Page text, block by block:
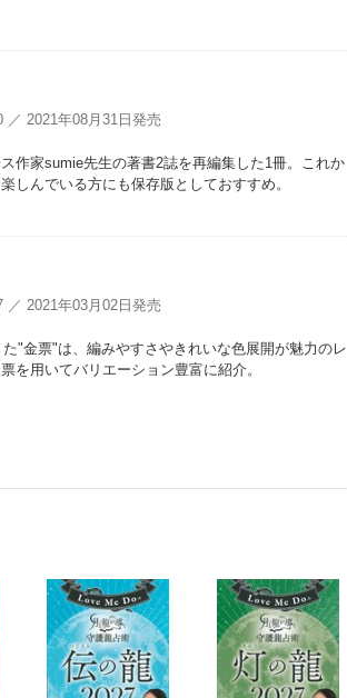
／ 2021年08月31日発売
作家sumie先生の著書2誌を再編集した1冊。これか
しんでいる方にも保存版としておすすめ。
／ 2021年03月02日発売
"金票"は、編みやすさやきれいな色展開が魅力のレ
を用いてバリエーション豊富に紹介。